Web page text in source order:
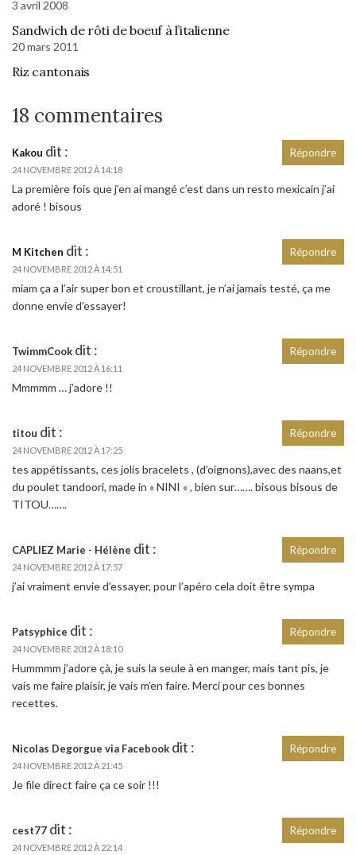
3 avril 2008
Sandwich de rôti de boeuf à l’italienne
20 mars 2011
Riz cantonais
18 commentaires
Kakou dit :
24 NOVEMBRE 2012 À 14:18
La première fois que j’en ai mangé c’est dans un resto mexicain j’ai
adoré ! bisous
Répondre
M Kitchen dit :
24 NOVEMBRE 2012 À 14:51
miam ça a l’air super bon et croustillant, je n’ai jamais testé, ça me
donne envie d’essayer!
Répondre
TwimmCook dit :
24 NOVEMBRE 2012 À 16:11
Mmmmm … j’adore !!
Répondre
titou dit :
24 NOVEMBRE 2012 À 17:25
tes appétissants, ces jolis bracelets , (d’oignons),avec des naans,et
du poulet tandoori, made in « NINI « , bien sur……. bisous bisous de
TITOU…….
Répondre
CAPLIEZ Marie - Hélène dit :
24 NOVEMBRE 2012 À 17:57
j’ai vraiment envie d’essayer, pour l’apéro cela doit être sympa
Répondre
Patsyphice dit :
24 NOVEMBRE 2012 À 18:10
Hummmm j’adore çà, je suis la seule à en manger, mais tant pis, je
vais me faire plaisir, je vais m’en faire. Merci pour ces bonnes
recettes.
Répondre
Nicolas Degorgue via Facebook dit :
24 NOVEMBRE 2012 À 21:45
Je file direct faire ça ce soir !!!
Répondre
cest77 dit :
24 NOVEMBRE 2012 À 22:14
Répondre